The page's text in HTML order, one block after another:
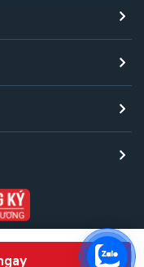
Chat hỗ trợ
tư Điều khoản sử dụng